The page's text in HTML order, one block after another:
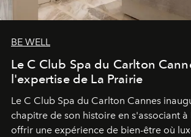
BE WELL
Le C Club Spa du Carlton
l'expertise de La Prairie
Le C Club Spa du Carlton Cannes
chapitre de son histoire en s'associant à
offrir une expérience de bien-être où